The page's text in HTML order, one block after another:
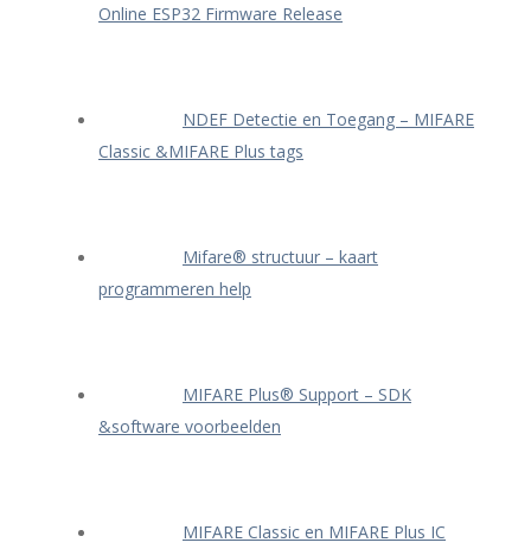
Online ESP32 Firmware Release
NDEF Detectie en Toegang – MIFARE
Classic &MIFARE Plus tags
Mifare® structuur – kaart
programmeren help
MIFARE Plus® Support – SDK
&software voorbeelden
MIFARE Classic en MIFARE Plus IC